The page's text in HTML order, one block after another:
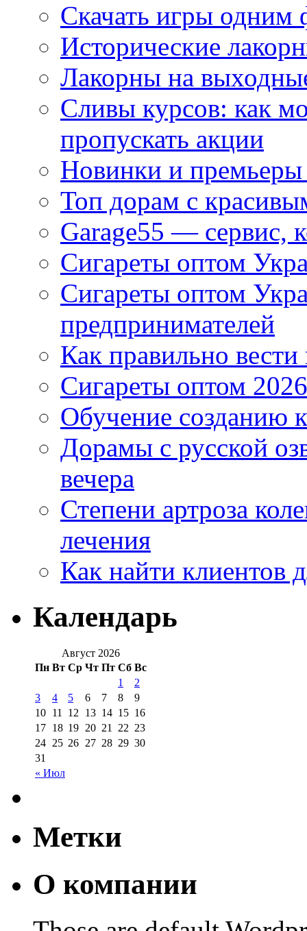
Скачать игры одним
Исторические
Лакорны на
Сливы курсов: как
пропускать акции
Новинки и
Топ дорам с
Garage55 — сервис,
Сигареты оптом
Сигареты оптом
предпринимателей
Как правильно
Сигареты оптом
Обучение созданию
Дорамы с русской
вечера
Степени артроза
лечения
Как найти клиентов
Календарь
Август 2026
Пн Вт Ср Чт Пт Сб Вс
« Июл
1
2
3
4 5 6 7 8
9
10 11 12 13 14 15 16
17 18 19 20 21 22 23
24 25 26 27 28 29 30
31
Метки
О компании